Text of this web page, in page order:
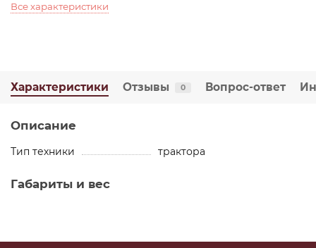
Все характеристики
Характеристики Отзывы 0 Вопрос-ответ
Описание
Тип техники трактора
Габариты и вес